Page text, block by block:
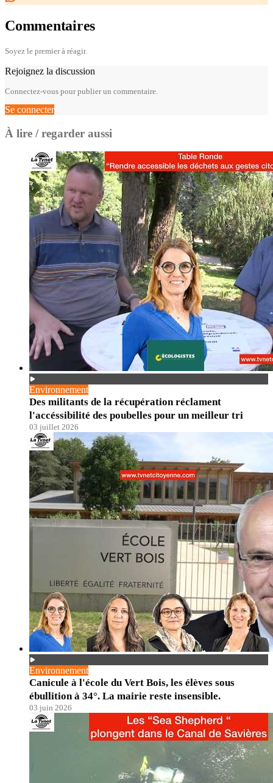
Commentaires
Soyez le premier à réagir.
Rejoignez la discussion
Connectez-vous pour publier un commentaire.
Se connecter
À lire / regarder aussi
Environnement
Des militants de la récupération réclament
l'accéssibilité des poubelles pour un meilleur tri
03 juillet 2026
Environnement
Canicule à l'école du Vert Bois, les élèves sous
ébullition à 34°. La mairie reste insensible.
03 juin 2026